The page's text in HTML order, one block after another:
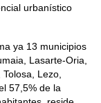
urbanístico
ya 13 municipios
Lasarte-Oria,
Lezo,
57,5% de la